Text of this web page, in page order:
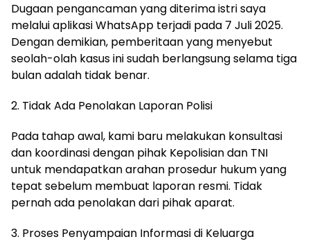
Dugaan pengancaman yang diterima istri saya
melalui aplikasi WhatsApp terjadi pada 7 Juli 2025.
Dengan demikian, pemberitaan yang menyebut
seolah-olah kasus ini sudah berlangsung selama tiga
bulan adalah tidak benar.
2. Tidak Ada Penolakan Laporan Polisi
Pada tahap awal, kami baru melakukan konsultasi
dan koordinasi dengan pihak Kepolisian dan TNI
untuk mendapatkan arahan prosedur hukum yang
tepat sebelum membuat laporan resmi. Tidak
pernah ada penolakan dari pihak aparat.
3. Proses Penyampaian Informasi di Keluarga